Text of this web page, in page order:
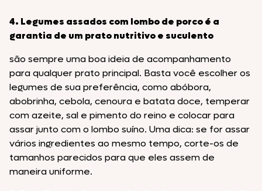
4. Legumes assados com lombo de porco é a
garantia de um prato nutritivo e suculento
são sempre uma boa ideia de acompanhamento
para qualquer prato principal. Basta você escolher os
legumes de sua preferência, como abóbora,
abobrinha, cebola, cenoura e batata doce, temperar
com azeite, sal e pimento do reino e colocar para
assar junto com o lombo suíno. Uma dica: se for assar
vários ingredientes ao mesmo tempo, corte-os de
tamanhos parecidos para que eles assem de
maneira uniforme.